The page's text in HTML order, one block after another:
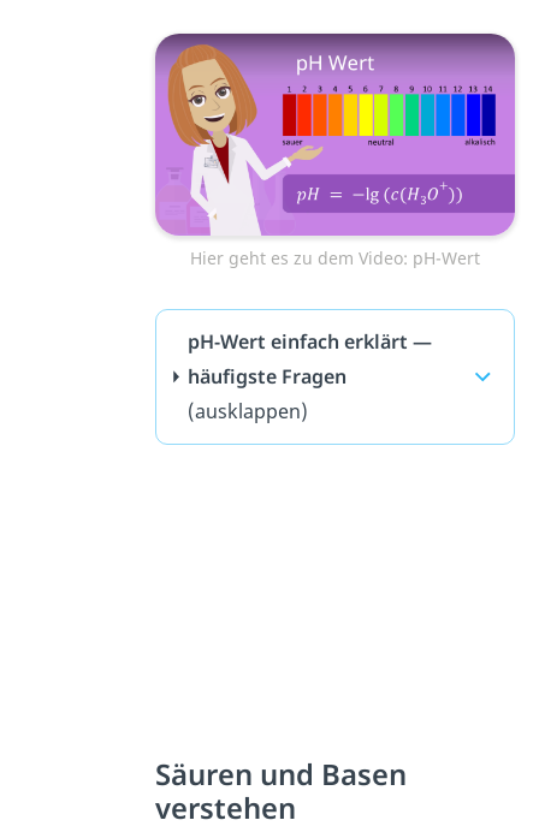
Hier geht es zu dem Video: pH-Wert
pH-Wert einfach erklärt —
häufigste Fragen
(ausklappen)
Säuren und Basen
verstehen